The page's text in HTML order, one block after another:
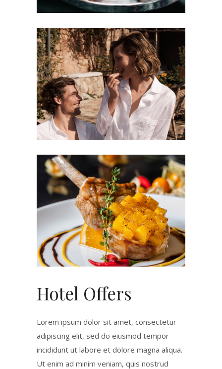
Hotel Offers
Lorem ipsum dolor sit amet, consectetur
adipiscing elit, sed do eiusmod tempor
incididunt ut labore et dolore magna aliqua.
Ut enim ad minim veniam, quis nostrud